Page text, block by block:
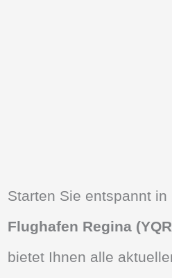
Starten Sie entspannt
Flughafen Regina
bietet Ihnen alle